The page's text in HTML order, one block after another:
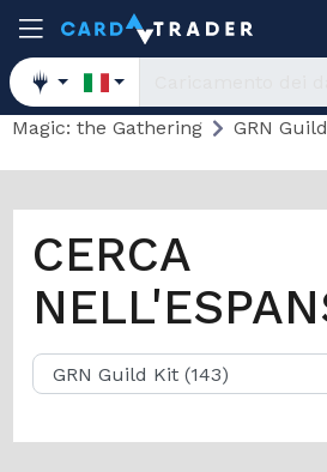
Magic: the Gathering GRN
CERCA